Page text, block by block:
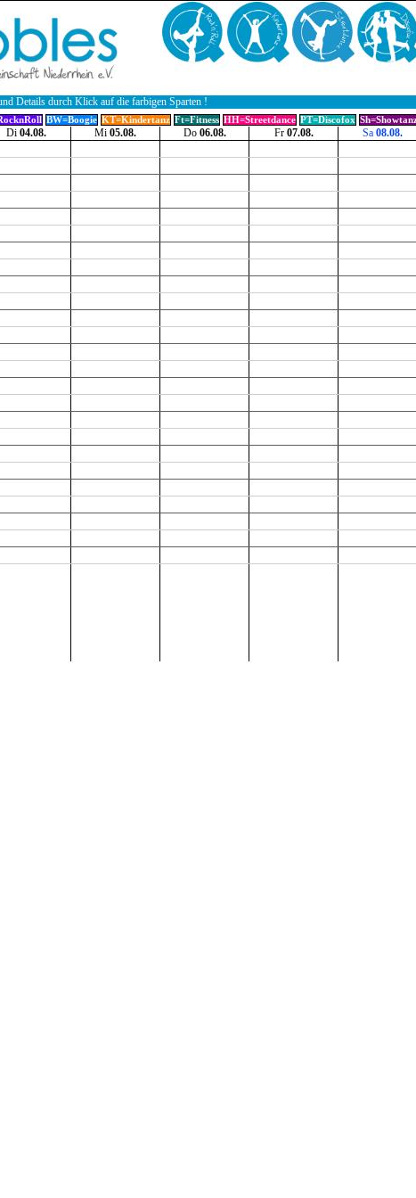
Details durch Klick auf die farbigen Sparten !
BW=Boogie KT=Kindertanz Ft=Fitness HH=Streetdance PT=Discofox
Di 04.08. Mi 05.08. Do 06.08. Fr 07.08. Sa 08.08.